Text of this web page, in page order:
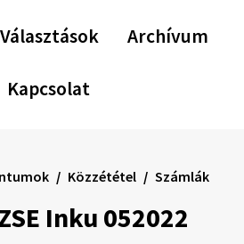
Választások Archívum
Kapcsolat
Inku 052022
Közzététel Számlák